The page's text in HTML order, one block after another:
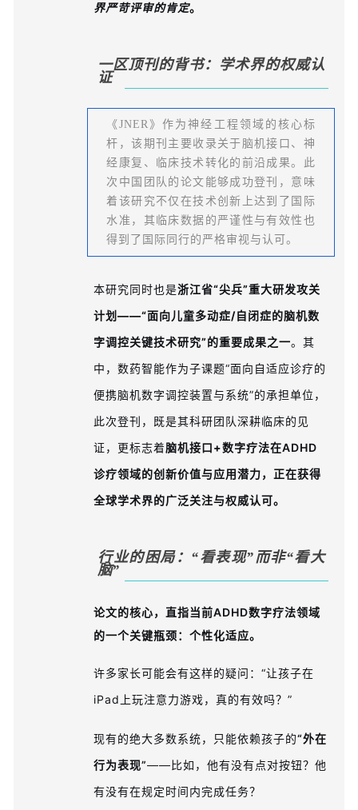
界严苛评审的肯定。
一区顶刊的背书：学术界的权威认
证
《JNER》作为神经工程领域的核心标
杆，该期刊主要收录关于脑机接口、神
经康复、临床技术转化的前沿成果。此
次中国团队的论文能够成功登刊，意味
着该研究不仅在技术创新上达到了国际
水准，其临床数据的严谨性与有效性也
得到了国际同行的严格审视与认可。
本研究同时也是浙江省“尖兵”重大研发攻关
计划——“面向儿童多动症/自闭症的脑机数
字调控关键技术研究”的重要成果之一。其
中，数药智能作为子课题“面向自适应诊疗的
便携脑机数字调控装置与系统”的承担单位，
此次登刊，既是其科研团队深耕临床的见
证，更标志着脑机接口+数字疗法在ADHD
诊疗领域的创新价值与应用潜力，正在获得
全球学术界的广泛关注与权威认可。
行业的困局： “看表现” 而非“看大
脑”
论文的核心，直指当前ADHD数字疗法领域
的一个关键瓶颈：个性化适应。
许多家长可能会有这样的疑问：“让孩子在
iPad上玩注意力游戏，真的有效吗？”
现有的绝大多数系统，只能依赖孩子的“外在
行为表现”——比如，他有没有点对按钮？他
有没有在规定时间内完成任务？